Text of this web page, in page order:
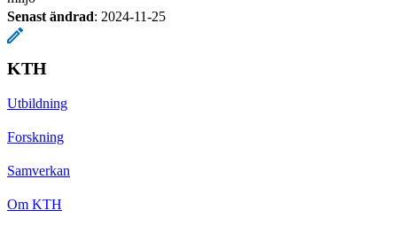
Senast ändrad: 2024-11-25
KTH
Utbildning
Forskning
Samverkan
Om KTH